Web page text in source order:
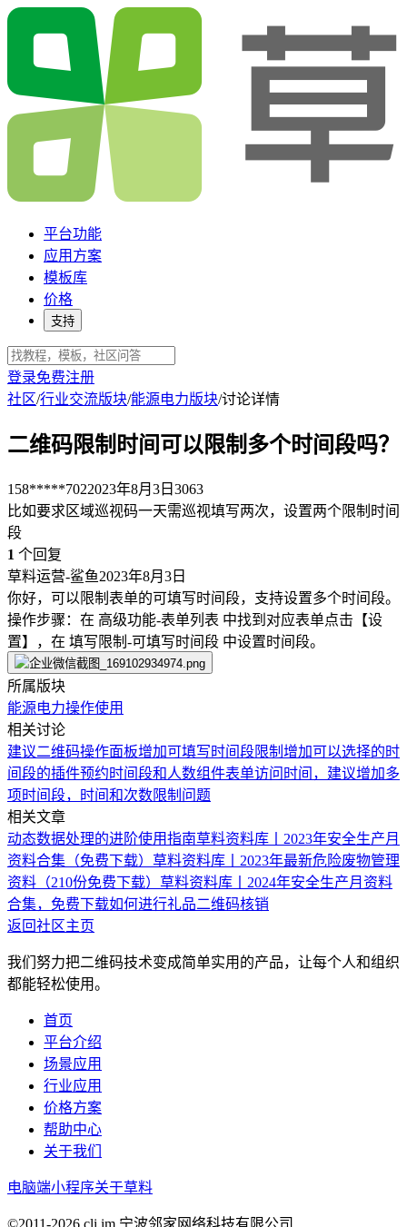
平台功能
应用方案
模板库
价格
支持
登录免费注册
社区/行业交流版块/能源电力版块/讨论详情
二维码限制时间可以限制多个时间段吗？
158*****7022023年8月3日 3063
比如要求区域巡视码一天需巡视填写两次，设置两个限制时间
段
1 个回复
草料运营-鲨鱼2023年8月3日
你好，可以限制表单的可填写时间段，支持设置多个时间段。
操作步骤：在 高级功能-表单列表 中找到对应表单点击【设
置】，在 填写限制-可填写时间段 中设置时间段。
所属版块
能源电力操作使用
相关讨论
建议二维码操作面板增加可填写时间段限制 增加可以选择的时
间段的插件预约时间段和人数组件表单访问时间，建议增加多
项时间段，
时间和次数限制问题
相关文章
动态数据处理的进阶使用指南草料资料库丨2023年安全生产月
资料合集（免费下载） 草料资料库丨2023年最新危险废物管理
资料（210份免费下载） 草料资料库丨2024年安全生产月资料
合集，免费下载如何进行礼品二维码核销
返回社区主页
我们努力把二维码技术变成简单实用的产品，让每个人和组织
都能轻松使用。
首页
平台介绍
场景应用
行业应用
价格方案
帮助中心
关于我们
电脑端小程序关于草料
©2011-2026 cli.im 宁波邻家网络科技有限公司